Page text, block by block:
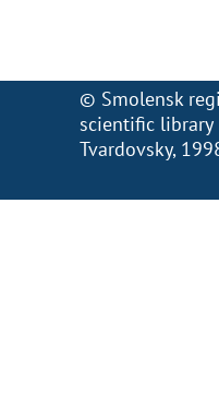
© Smolensk
scientific library
Tvardovsky,